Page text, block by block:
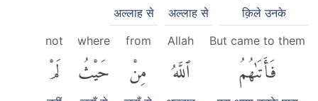
क़िले उनके
अल्लाह से
अल्लाह से
But came to them
فَأَتَىٰهُمُ
Allah
ٱللَّهُ
from
مِنْ
where
حَيْثُ
not
لَمْ